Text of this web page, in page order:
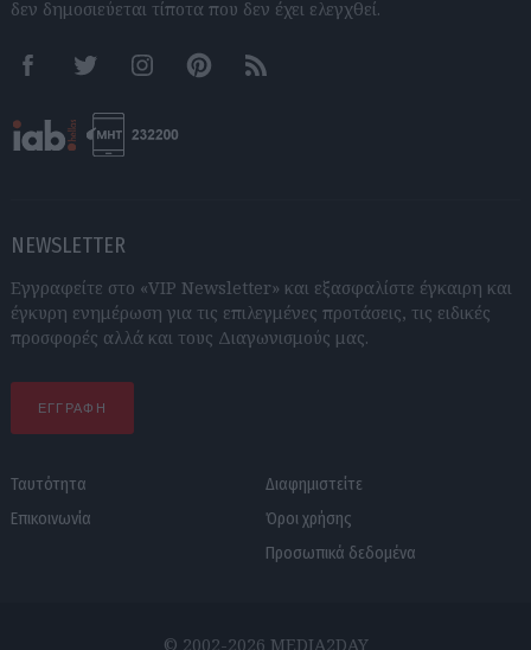
δεν δημοσιεύεται τίποτα που δεν έχει ελεγχθεί.
FacebookTwitter InstagramPinterestRSS feeds
NEWSLETTER
Εγγραφείτε στο «VIP Newsletter» και εξασφαλίστε έγκαιρη και
έγκυρη ενημέρωση για τις επιλεγμένες προτάσεις, τις ειδικές
προσφορές αλλά και τους Διαγωνισμούς μας.
ΕΓΓΡΑΦΗ
Ταυτότητα
Επικοινωνία
Διαφημιστείτε
Όροι χρήσης
Προσωπικά δεδομένα
© 2002-2026 MEDIA2DAY